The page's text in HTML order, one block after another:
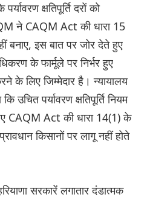
क्षतिपूर्ति दरों को
ने CAQM Act की धारा 15
बनाए, इस बात पर जोर देते हुए
के फार्मूले पर निर्भर हुए
के लिए जिम्मेदार है। न्यायालय
उचित पर्यावरण क्षतिपूर्ति नियम
Act की धारा 14(1) के
किसानों पर लागू नहीं होते
सरकारें लगातार दंडात्मक